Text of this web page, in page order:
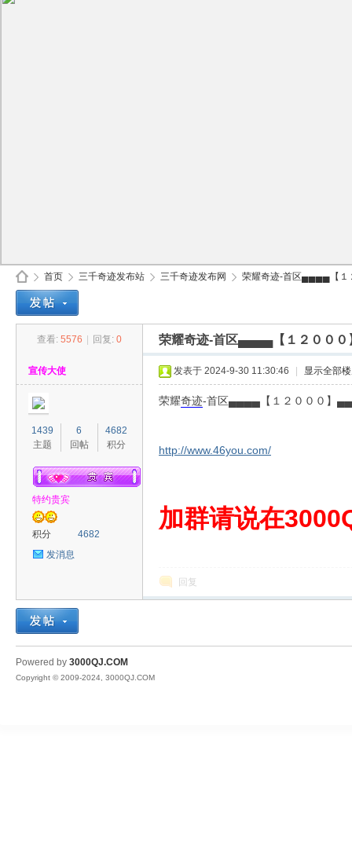
QJ
首页
›
三千奇迹发布站 三千奇迹发布网
›
荣耀奇迹-首区▄▄▄▄【１
查看: 5576 回复: 0 荣耀奇迹-首区▄▄▄▄【１２００
宣传大使
1439
主题
6
回帖
4682
积分
特约贵宾
积分
4682
发消息
发表于 2024-9-30 11:30:46 显示全部
荣耀奇迹-首区▄▄▄▄【１２０００】
http://www.46you.com/
加群请说在
回复
Powered by 3000QJ.COM
Copyright © 2009-2024, 3000QJ.COM